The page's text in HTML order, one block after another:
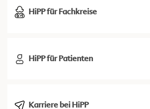
HiPP für Fachkreise
HiPP für Patienten
Karriere bei HiPP